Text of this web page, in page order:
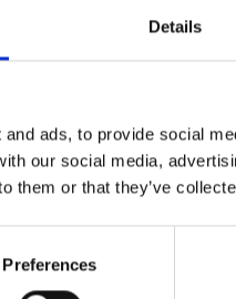
Details
ads, to provide social
our social media,
them or that they’ve
Preferences
de
ASC AGS PRO 75x250